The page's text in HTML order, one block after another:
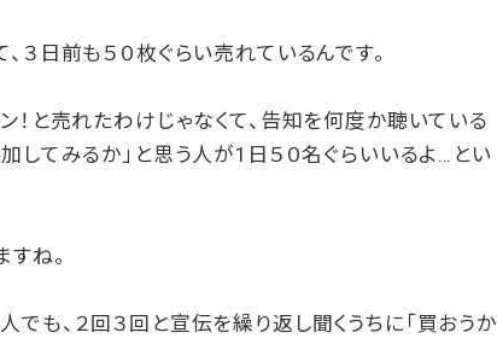
３日前も５０枚ぐらい売れているんです。
！と売れたわけじゃなくて、告知を何度か聴いている
してみるか」と思う人が1日５０名ぐらいいるよ…とい
ね。
も、２回３回と宣伝を繰り返し聞くうちに「買おうか